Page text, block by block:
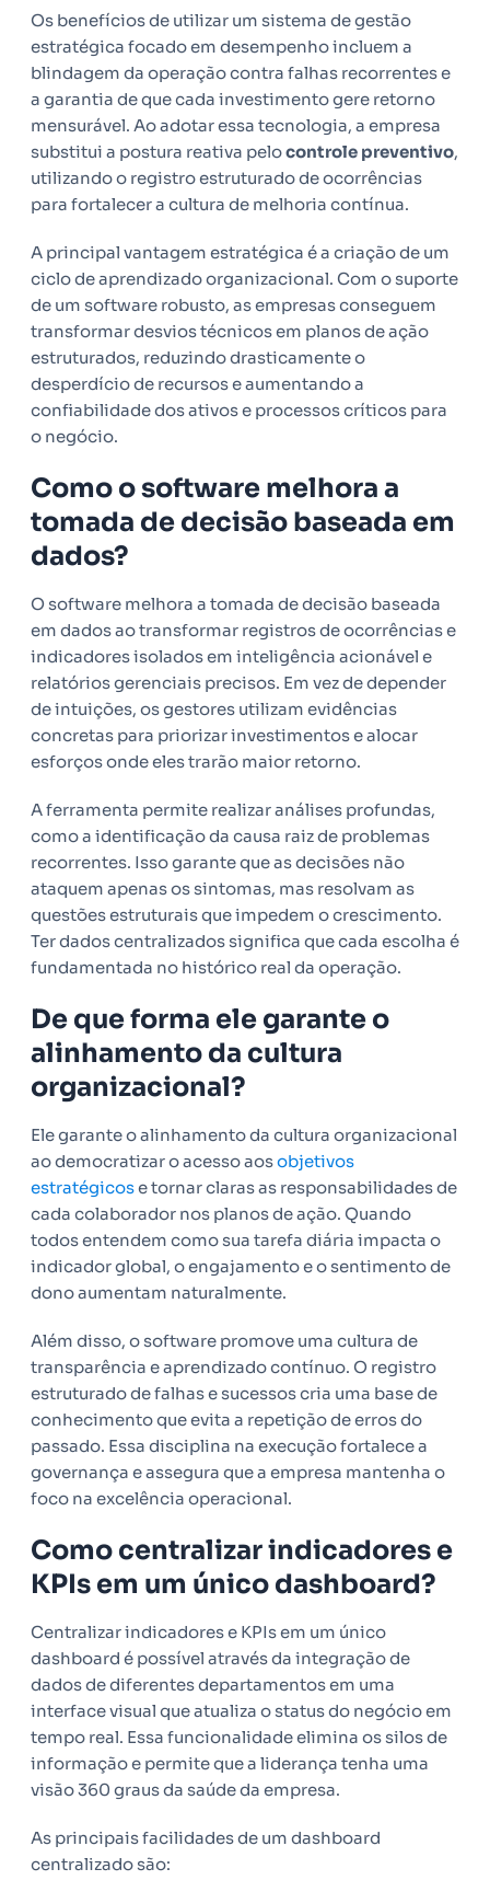
Os benefícios de utilizar um sistema de gestão
estratégica focado em desempenho incluem a
blindagem da operação contra falhas recorrentes e
a garantia de que cada investimento gere retorno
mensurável. Ao adotar essa tecnologia, a empresa
substitui a postura reativa pelocontrole preventivo,
utilizando o registro estruturado de ocorrências
para fortalecer a cultura de melhoria contínua.
A principal vantagem estratégica é a criação de um
ciclo de aprendizado organizacional. Com o suporte
de um software robusto, as empresas conseguem
transformar desvios técnicos em planos de ação
estruturados, reduzindo drasticamente o
desperdício de recursos e aumentando a
confiabilidade dos ativos e processos críticos para
o negócio.
Como o software melhora a
tomada de decisão baseada em
dados?
O software melhora a tomada de decisão baseada
em dados ao transformar registros de ocorrências e
indicadores isolados em inteligência acionável e
relatórios gerenciais precisos. Em vez de depender
de intuições, os gestores utilizam evidências
concretas para priorizar investimentos e alocar
esforços onde eles trarão maior retorno.
A ferramenta permite realizar análises profundas,
como a identificação da causa raiz de problemas
recorrentes. Isso garante que as decisões não
ataquem apenas os sintomas, mas resolvam as
questões estruturais que impedem o crescimento.
Ter dados centralizados significa que cada escolha é
fundamentada no histórico real da operação.
De que forma ele garante o
alinhamento da cultura
organizacional?
Ele garante o alinhamento da cultura organizacional
ao democratizar o acesso aosobjetivos
estratégicose tornar claras as responsabilidades de
cada colaborador nos planos de ação. Quando
todos entendem como sua tarefa diária impacta o
indicador global, o engajamento e o sentimento de
dono aumentam naturalmente.
Além disso, o software promove uma cultura de
transparência e aprendizado contínuo. O registro
estruturado de falhas e sucessos cria uma base de
conhecimento que evita a repetição de erros do
passado. Essa disciplina na execução fortalece a
governança e assegura que a empresa mantenha o
foco na excelência operacional.
Como centralizar indicadores e
KPIs em um único dashboard?
Centralizar indicadores e KPIs em um único
dashboard é possível através da integração de
dados de diferentes departamentos em uma
interface visual que atualiza o status do negócio em
tempo real. Essa funcionalidade elimina os silos de
informação e permite que a liderança tenha uma
visão 360 graus da saúde da empresa.
As principais facilidades de um dashboard
centralizado são: